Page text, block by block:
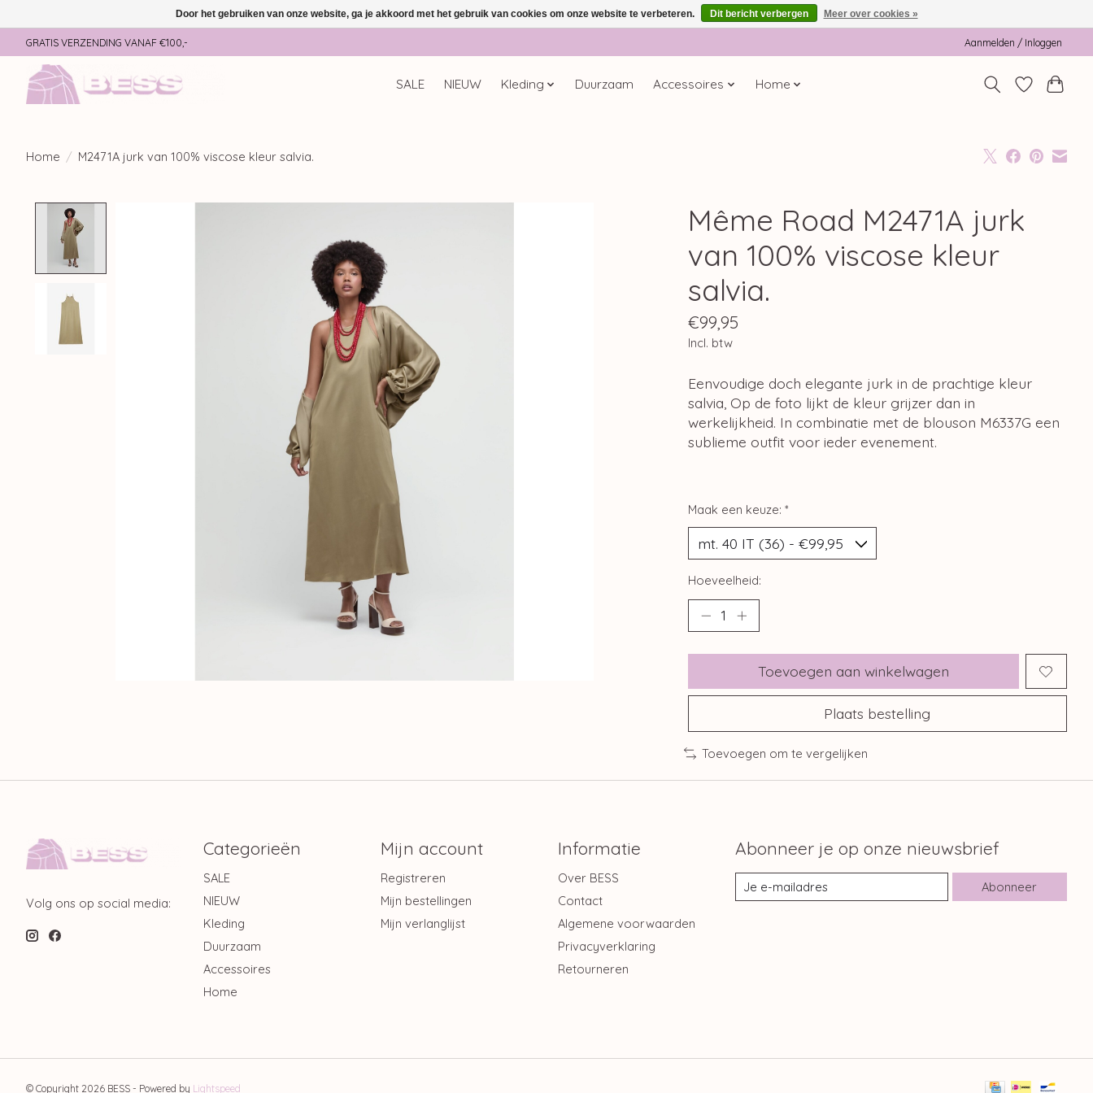
GRATIS VERZENDING VANAF €100,- Aanmelden / Inloggen
SALE NIEUW Kleding Duurzaam Accessoires Home
Home / M2471A jurk van 100% viscose kleur salvia.
Même Road M2471A jurk
van 100% viscose kleur
salvia.
€99,95
Incl. btw
Eenvoudige doch elegante jurk in de prachtige kleur
salvia, Op de foto lijkt de kleur grijzer dan in
werkelijkheid. In combinatie met de blouson M6337G een
sublieme outfit voor ieder evenement.
Maak een keuze: *
Hoeveelheid:
Toevoegen aan winkelwagen
Plaats bestelling
Toevoegen om te vergelijken
Volg ons op social media:
Categorieën
SALE
NIEUW
Kleding
Duurzaam
Accessoires
Home
Mijn account
Registreren
Mijn bestellingen
Mijn verlanglijst
Informatie
Over BESS
Contact
Algemene voorwaarden
Privacyverklaring
Retourneren
Abonneer je op onze nieuwsbrief
Abonneer
© Copyright 2026 BESS - Powered by Lightspeed
Door het gebruiken van onze website, ga je akkoord met het gebruik van cookies om onze website te verbeteren. Dit bericht verbergen Meer over cookies »